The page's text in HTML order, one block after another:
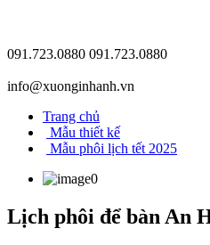
091.723.0880 091.723.0880
info@xuonginhanh.vn
Trang chủ
Mẫu thiết kế
Mẫu phôi lịch tết 2025
Lịch phôi để bàn An